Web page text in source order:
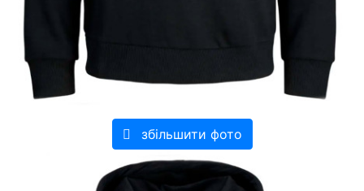
збільшити фото